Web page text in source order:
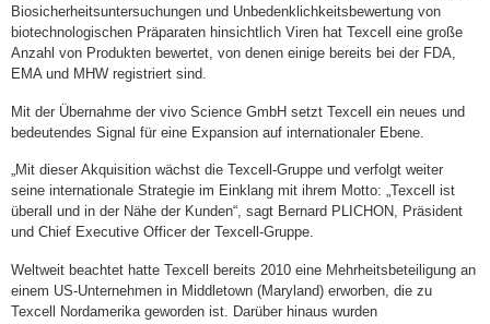
Biosicherheitsuntersuchungen und Unbedenklichkeitsbewertung von
biotechnologischen Präparaten hinsichtlich Viren hat Texcell eine große
Anzahl von Produkten bewertet, von denen einige bereits bei der FDA,
EMA und MHW registriert sind.
Mit der Übernahme der vivo Science GmbH setzt Texcell ein neues und
bedeutendes Signal für eine Expansion auf internationaler Ebene.
„Mit dieser Akquisition wächst die Texcell-Gruppe und verfolgt weiter
seine internationale Strategie im Einklang mit ihrem Motto: „Texcell ist
überall und in der Nähe der Kunden“, sagt Bernard PLICHON, Präsident
und Chief Executive Officer der Texcell-Gruppe.
Weltweit beachtet hatte Texcell bereits 2010 eine Mehrheitsbeteiligung an
einem US-Unternehmen in Middletown (Maryland) erworben, die zu
Texcell Nordamerika geworden ist. Darüber hinaus wurden